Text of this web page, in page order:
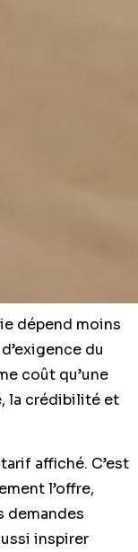
dépend moins
du
coût qu’une
la crédibilité et
affiché. C’est
l’offre,
demandes
inspirer